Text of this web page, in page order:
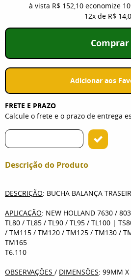
à vista R$ 152,10 economize
12x de R$
Comprar
Adicionar aos
FRETE E PRAZO
Calcule o frete e o prazo de entrega
Descrição do Produto
DESCRIÇÃO: BUCHA BALANÇA
APLICAÇÃO: NEW HOLLAND 7630 /
TL80 / TL85 / TL90 / TL95 / TL100 |
/ TM115 / TM120 / TM125 / TM130 /
TM165
T6.110
OBSERVAÇÕES / DIMENSÕES: 99MM